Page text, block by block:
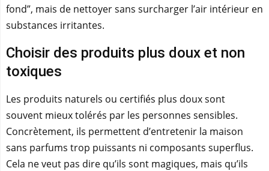
fond”, mais de nettoyer sans surcharger l’air intérieur en
substances irritantes.
Choisir des produits plus doux et non
toxiques
Les produits naturels ou certifiés plus doux sont
souvent mieux tolérés par les personnes sensibles.
Concrètement, ils permettent d’entretenir la maison
sans parfums trop puissants ni composants superflus.
Cela ne veut pas dire qu’ils sont magiques, mais qu’ils